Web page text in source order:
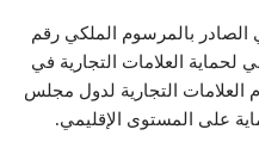
الصادر بالمرسوم الملكي رقم
القانوني لحماية العلامات التجارية في
العلامات التجارية لدول مجلس
على المستوى الإقليمي.